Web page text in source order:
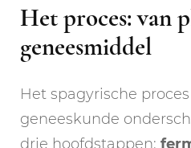
Het proces: van
geneesmiddel
Het spagyrische
geneeskunde
drie hoofdstappen: